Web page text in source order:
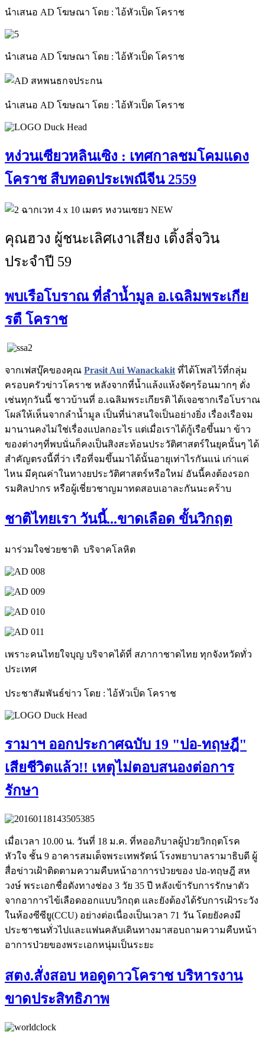
นำเสนอ AD โฆษณา โดย : ไอ้หัวเป็ด โคราช
นำเสนอ AD โฆษณา โดย : ไอ้หัวเป็ด โคราช
นำเสนอ AD โฆษณา โดย : ไอ้หัวเป็ด โคราช
หง่วนเซียวหลินเซิง : เทศกาลชมโคมแดง
โคราช สืบทอดประเพณีจีน 2559
คุณฮวง ผู้ชนะเลิศเงาเสียง เติ้งลี่จวิน
ประจำปี 59
พบเรือโบราณ ที่ลำน้ำมูล อ.เฉลิมพระเกีย
รตื โคราช
จากเฟสบุ๊คของคุณ Prasit Aui Wanackakit ที่ได้โพสไว้ที่กลุ่ม
ครอบครัวข่าวโคราช หลังจากที่น้ำแล้งแห้งจัดๆร้อนมากๆ ดั่ง
เช่นทุกวันนี้ ชาวบ้านที่ อ.เฉลิมพระเกียรติ ได้เจอซากเรือโบราณ
โผล่ให้เห็นจากลำน้ำมูล เป็นที่น่าสนใจเป็นอย่างยิ่ง เรื่องเรือจม
มานานคงไม่ใช่เรื่องแปลกอะไร แต่เมื่อเราได้กู้เรือขึ้นมา ข้าว
ของต่างๆที่พบนั่นก็คงเป็นสิงสะท้อนประวัติศาสตร์ในยุคนั้นๆ ได้
สำคัญตรงนี้ที่ว่า เรือที่จมขึ้นมาได้นั้นอายุเท่าไรกันแน่ เก่าแค่
ไหน มีคุณค่าในทางยประวัติศาสตร์หรือใหม่ อันนี้คงต้องรอก
รมศิลปากร หรือผู้เชี่ยวชาญมาทดสอบเอาละกันนะคร้าบ
ชาติไทยเรา วันนี้...ขาดเลือด ขั้นวิกฤต
มาร่วมใจช่วยชาติ บริจาคโลหิต
เพราะคนไทยใจบุญ บริจาคได้ที่ สภากาชาดไทย ทุกจังหวัดทั่ว
ประเทศ
ประชาสัมพันธ์ข่าว โดย : ไอ้หัวเป็ด โคราช
รามาฯ ออกประกาศฉบับ 19 "ปอ-ทฤษฎี"
เสียชีวิตแล้ว!! เหตุไม่ตอบสนองต่อการ
รักษา
เมื่อเวลา 10.00 น. วันที่ 18 ม.ค. ที่หออภิบาลผู้ป่วยวิกฤตโรค
หัวใจ ชั้น 9 อาคารสมเด็จพระเทพรัตน์ โรงพยาบาลรามาธิบดี ผู้
สื่อข่าวเฝ้าติดตามความคืบหน้าอาการป่วยของ ปอ-ทฤษฎี สห
วงษ์ พระเอกชื่อดังทางช่อง 3 วัย 35 ปี หลังเข้ารับการรักษาตัว
จากอาการไข้เลือดออกแบบวิกฤต และยังต้องได้รับการเฝ้าระวัง
ในห้องซีซียู(CCU) อย่างต่อเนื่องเป็นเวลา 71 วัน โดยยังคงมี
ประชาชนทั่วไปและแฟนคลับเดินทางมาสอบถามความคืบหน้า
อาการป่วยของพระเอกหนุ่มเป็นระยะ
สตง.สั่งสอบ หอดูดาวโคราช บริหารงาน
ขาดประสิทธิภาพ